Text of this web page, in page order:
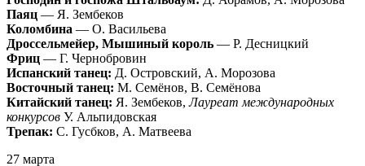
Паяц — Я. Зембеков
Коломбина — О. Васильева
Дроссельмейер, Мышиный король — Р. Десницкий
Фриц — Г. Чернобровин
Испанский танец: Д. Островский, А. Морозова
Восточный танец: М. Семёнов, В. Семёнова
Китайский танец: Я. Зембеков,Лауреат международных
конкурсов У. Альпидовская
Трепак: С. Гусбков, А. Матвеева
27 марта